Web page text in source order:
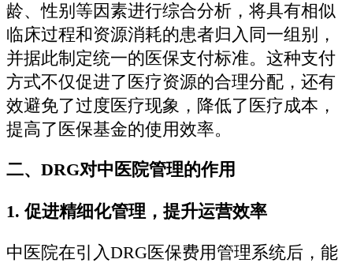
龄、性别等因素进行综合分析，将具有相似
临床过程和资源消耗的患者归入同一组别，
并据此制定统一的医保支付标准。这种支付
方式不仅促进了医疗资源的合理分配，还有
效避免了过度医疗现象，降低了医疗成本，
提高了医保基金的使用效率。
二、DRG对中医院管理的作用
1.促进精细化管理，提升运营效率
中医院在引入DRG医保费用管理系统后，能